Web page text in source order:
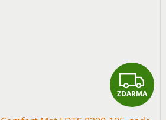
Z
D
ZDARMA